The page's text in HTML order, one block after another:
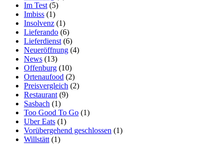
Im Test (5)
Imbiss (1)
Insolvenz (1)
Lieferando (6)
Lieferdienst (6)
Neueröffnung (4)
News (13)
Offenburg (10)
Ortenaufood (2)
Preisvergleich (2)
Restaurant (9)
Sasbach (1)
Too Good To Go (1)
Uber Eats (1)
Vorübergehend geschlossen (1)
Willstätt (1)